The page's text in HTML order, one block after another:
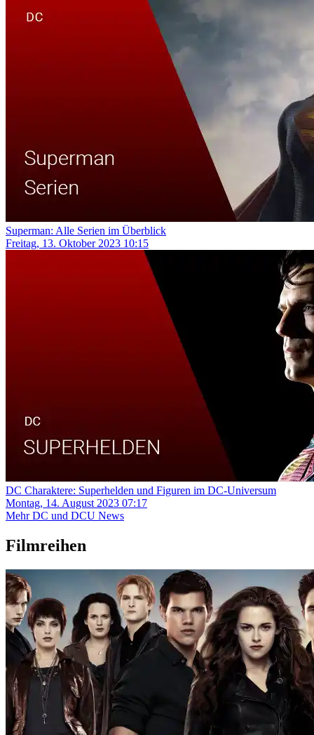
Superman: Alle Serien im Überblick
Freitag, 13. Oktober 2023 10:15
DC Charaktere: Superhelden und Figuren im DC-Universum
Montag, 14. August 2023 07:17
Mehr DC und DCU News
Filmreihen